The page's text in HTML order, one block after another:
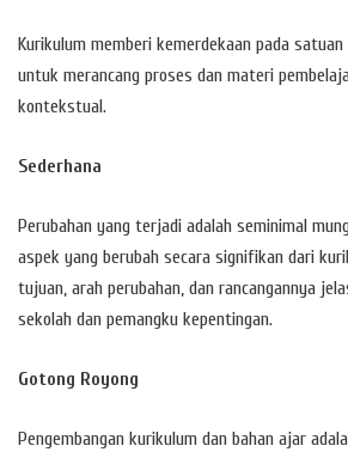
Kurikulum memberi kemerdekaan pada
untuk merancang proses dan materi
kontekstual.
Sederhana
Perubahan yang terjadi adalah seminimal
aspek yang berubah secara signifikan dari
tujuan, arah perubahan, dan rancangannya
sekolah dan pemangku kepentingan.
Gotong Royong
Pengembangan kurikulum dan bahan ajar